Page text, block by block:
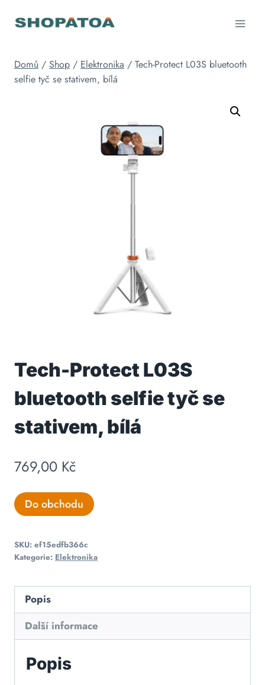
Domů / Shop / Elektronika / Tech-Protect L03S bluetooth
selfie tyč se stativem, bílá
Tech-Protect L03S
bluetooth selfie tyč se
stativem, bílá
769,00 Kč
Do obchodu
SKU: ef15edfb366c
Kategorie: Elektronika
Popis
Další informace
Popis